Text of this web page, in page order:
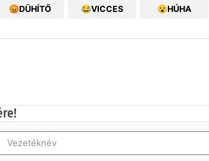
😡DÜHÍTŐ 😂VICCES 😮HÚHA